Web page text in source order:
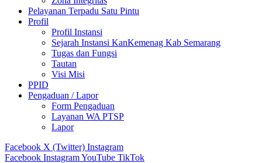
Pelayanan Terpadu Satu Pintu
Profil
Profil Instansi
Sejarah Instansi KanKemenag Kab Semarang
Tugas dan Fungsi
Tautan
Visi Misi
PPID
Pengaduan / Lapor
Form Pengaduan
Layanan WA PTSP
Lapor
Facebook X (Twitter) Instagram
Facebook InstagramYouTube TikTok